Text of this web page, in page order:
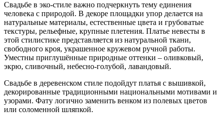
Свадьбе в эко-стиле важно подчеркнуть тему единения
человека с природой. В декоре площадки упор делается на
натуральные материалы, естественные цвета и грубоватые
текстуры, рельефные, крупные плетения. Платье невесты в
этой стилистике представляется из натуральной ткани,
свободного кроя, украшенное кружевом ручной работы.
Уместны приглушённые природные оттенки – оливковый,
экрю, сливочный, небесно-голубой, лавандовый.
Свадьбе в деревенском стиле подойдут платья с вышивкой,
декорированные традиционными национальными мотивами и
узорами. Фату логично заменить венком из полевых цветов
или соломенной шляпкой.